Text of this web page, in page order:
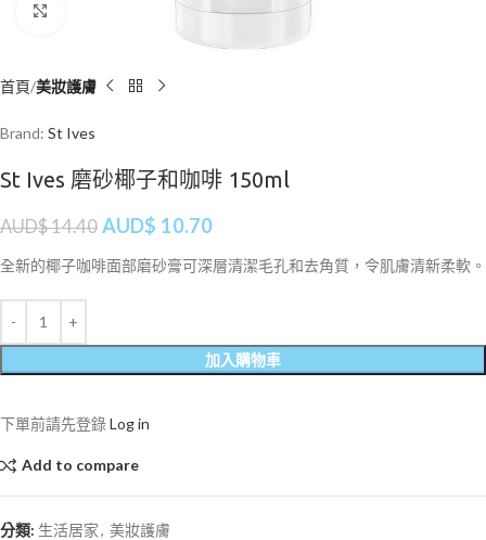
首頁 美妝護膚
Brand: St Ives
St Ives 磨砂椰子和咖啡 150ml
AUD$14.40 AUD$ 10.70
全新的椰子咖啡面部磨砂膏可深層清潔毛孔和去角質，令肌膚清新柔軟。
加入購物車
下單前請先登錄Log in
Add to compare
分類: 生活居家, 美妝護膚